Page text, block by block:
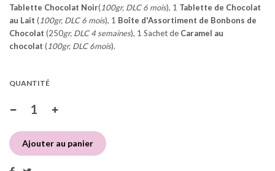
Tablette Chocolat Noir(100gr, DLC 6 mois), 1 Tablette de Chocolat
au Lait (100gr, DLC 6 mois), 1 Boîte d'Assortiment de Bonbons de
Chocolat (250gr, DLC 4 semaines), 1 Sachet de Caramel au
chocolat (100gr, DLC 6mois).
QUANTITÉ
Ajouter au panier